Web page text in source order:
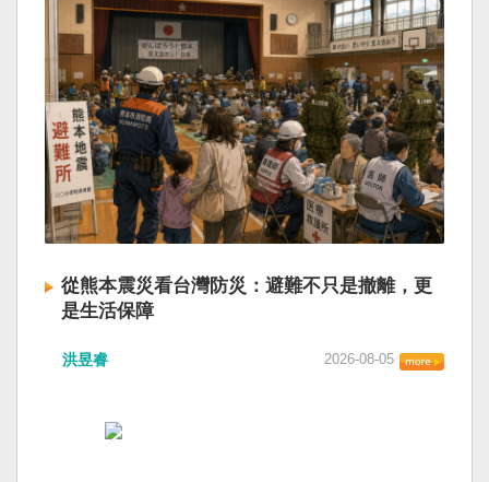
從熊本震災看台灣防災：避難不只是撤離，更
是生活保障
洪昱睿 2026-08-05